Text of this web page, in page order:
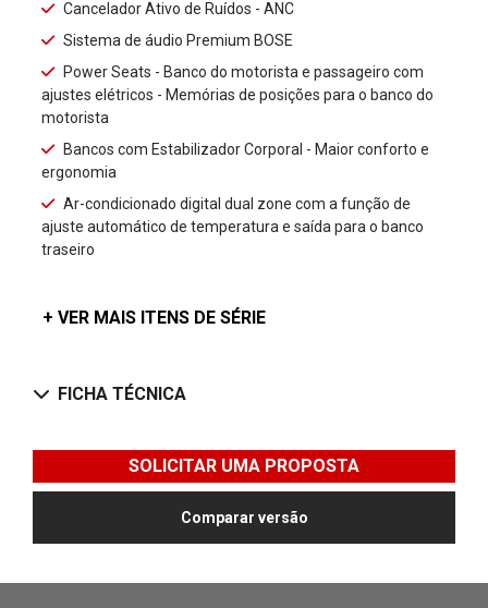
Cancelador Ativo de Ruídos - ANC
Sistema de áudio Premium BOSE
Power Seats - Banco do motorista e passageiro com
ajustes elétricos - Memórias de posições para o banco do
motorista
Bancos com Estabilizador Corporal - Maior conforto e
ergonomia
Ar-condicionado digital dual zone com a função de
ajuste automático de temperatura e saída para o banco
traseiro
+ VER MAIS ITENS DE SÉRIE
FICHA TÉCNICA
SOLICITAR UMA PROPOSTA
Comparar versão